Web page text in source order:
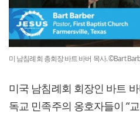
미 남침례회 총회장 바트 바버 목사. ©Bart
미국 남침례회 회장인 바트
독교 민족주의 옹호자들이 “